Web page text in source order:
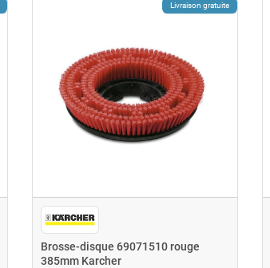
Livraison gratuite
Brosse-disque 69071510 rouge
385mm Karcher